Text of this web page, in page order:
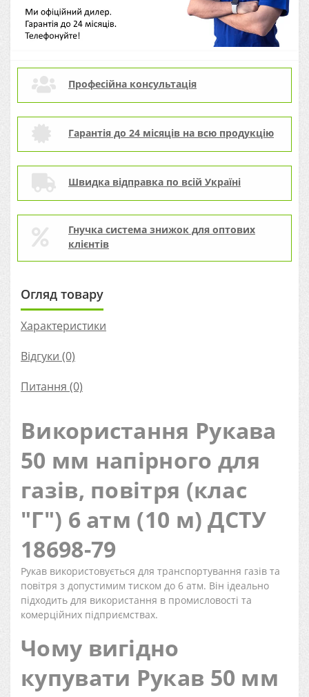
Професійна консультація
Гарантія до 24 місяців на всю продукцію
Швидка відправка по всій Україні
Гнучка система знижок для оптових
клієнтів
Огляд товару
Характеристики
Відгуки (0)
Питання (0)
Використання Рукава
50 мм напірного для
газів, повітря (клас
"Г") 6 атм (10 м) ДСТУ
18698-79
Рукав використовується для транспортування газів та
повітря з допустимим тиском до 6 атм. Він ідеально
підходить для використання в промисловості та
комерційних підприємствах.
Чому вигідно
купувати Рукав 50 мм